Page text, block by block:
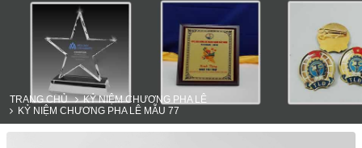
TRANG CHỦ
KỶ NIỆM CHƯƠNG PHA LÊ
KỶ NIỆM CHƯƠNG PHA LÊ MẪU 77